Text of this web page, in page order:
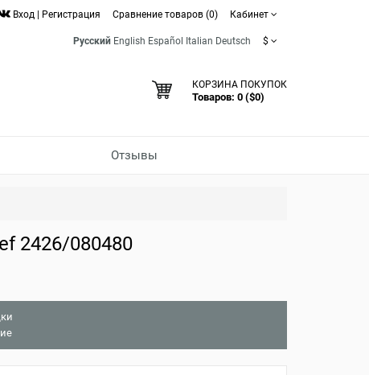
Вход Регистрация Сравнение товаров (0) Кабинет
Русский English Español Italian Deutsch $
КОРЗИНА ПОКУПОК
Товаров: 0 ($0)
Отзывы
2426/080480